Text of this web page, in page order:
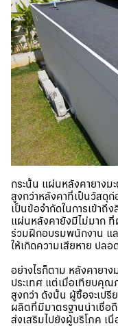
กระนั้น แผ่นหลังคายางม
สูงกว่าหลังคาที่เป็นวัสดุก่
เป็นข้อจำกัดในการเข้าถึ
แผ่นหลังคายังมีไม่มาก ที่
ร่วมฝึกอบรมพนักงาน แล
ให้เกิดความเสียหาย ปล
อย่างไรก็ตาม หลังคายา
ประเทศ แต่เมื่อเทียบคุณ
สูงกว่า ดังนั้น ผู้ซื้อจะเป
ผลิตที่มีมาตรฐานน่าเชื่อ
ส่งเสริมไปยังผู้บริโภค เ